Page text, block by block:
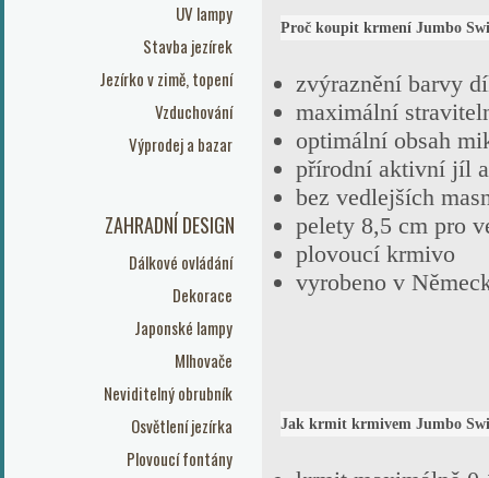
UV lampy
Stavba jezírek
Jezírko v zimě, topení
Vzduchování
Výprodej a bazar
ZAHRADNÍ DESIGN
Dálkové ovládání
Dekorace
Japonské lampy
Mlhovače
Neviditelný obrubník
Osvětlení jezírka
Plovoucí fontány
Proč koupit krmení Jumbo
zvýraznění barvy
maximální
optimální obsah
přírodní aktivní jíl
bez vedlejších
pelety 8,5 cm pro
plovoucí krmivo
vyrobeno v
Jak krmit krmivem Jumbo